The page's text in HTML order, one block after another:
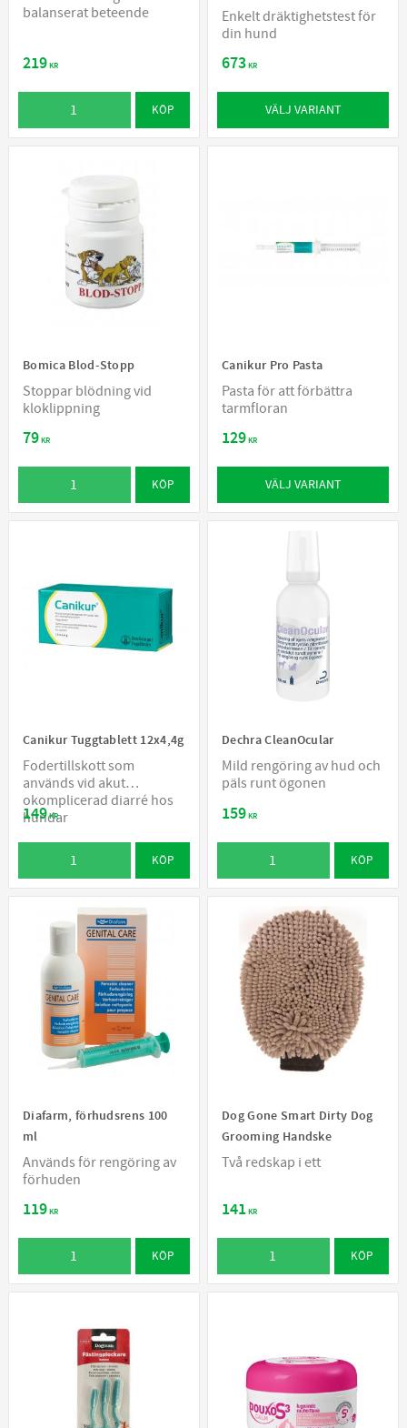
balanserat beteende
219KR
KÖP
Enkelt dräktighetstest för
din hund
673KR
VÄLJ VARIANT
Bomica Blod-Stopp
Stoppar blödning vid
kloklippning
79KR
KÖP
Canikur Pro Pasta
Pasta för att förbättra
tarmfloran
129KR
VÄLJ VARIANT
Canikur Tuggtablett 12x4,4g
Fodertillskott som
används vid akut
okomplicerad diarré hos
hundar
149KR
KÖP
Dechra CleanOcular
Mild rengöring av hud och
päls runt ögonen
159KR
KÖP
Diafarm, förhudsrens 100
ml
Används för rengöring av
förhuden
119KR
KÖP
Dog Gone Smart Dirty Dog
Grooming Handske
Två redskap i ett
141KR
KÖP